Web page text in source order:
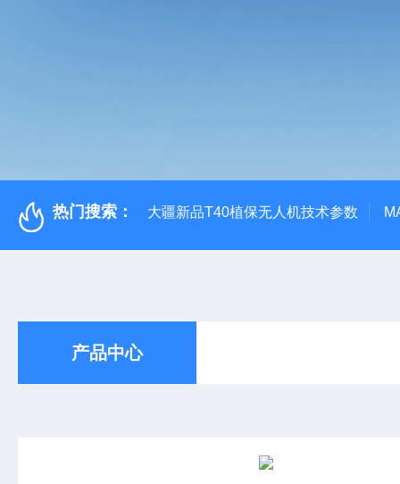
热门搜索： 大疆新品T40植保无人机技术参数
产品中心